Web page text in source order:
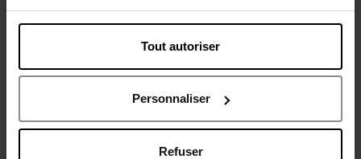
Tout autoriser
Personnaliser
Refuser
Karakteristieken
Nog iets vergeten ?